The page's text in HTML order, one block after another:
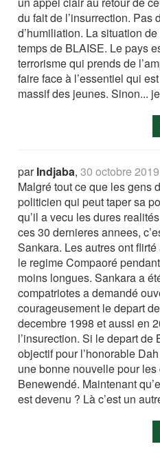
du fait de l’insurrection. Pas
d’humiliation. La situation
temps de BLAISE. Le pays
terrorisme qui prends de
faire face à l’essentiel qui
massif des jeunes. Sinon...
parIndjaba,30 octobre
Malgré tout ce que les gens
politicien qui peut taper sa
qu’il a vecu les dures
ces 30 dernieres annees,
Sankara. Les autres ont
le regime Compaoré
moins longues. Sankara a
compatriotes a demandé
courageusement le depart
decembre 1998 et aussi en
l’insurection. Si le depart de
objectif pour l’honorable
une bonne nouvelle pour
Benewendé. Maintenant
est devenu ? Là c’est un